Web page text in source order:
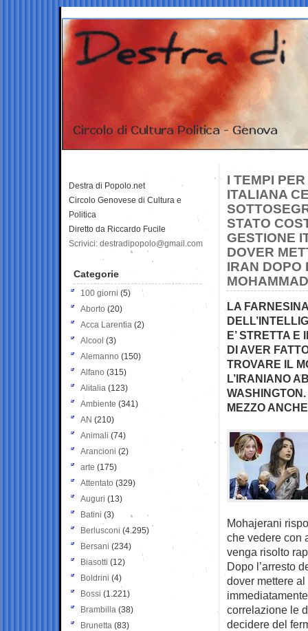
I TEMPI
ITALIANA
STATO
GESTIONE
DOVER
IRAN DOPO
LA
E’ STRETTA
DI AVER
TROVARE IL
L’IRANIANO
MEZZO
Mohajerani
che vedere con
venga risolto
Dopo l’arresto
dover mettere
correlazione le
decidere del
Destra di Popolo.net
Circolo Genovese di Cultura e
Politica
Diretto da Riccardo Fucile
Scrivici: destradipopolo@gmail.com
Categorie
100 giorni (5)
Aborto (20)
Acca Larentia (2)
Alcool (3)
Alemanno (150)
Alfano (315)
Alitalia (123)
Ambiente (341)
AN (210)
Animali (74)
Arancioni (2)
arte (175)
Attentato (329)
Auguri (13)
Batini (3)
Berlusconi (4.295)
Bersani (234)
Biasotti (12)
Boldrini (4)
Bossi (1.221)
Brambilla (38)
Brunetta (83)